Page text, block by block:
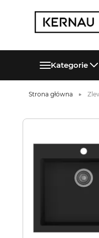
Kategorie
Strona główna